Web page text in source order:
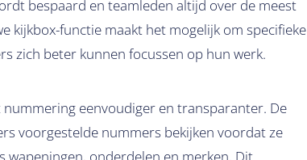
bespaard en teamleden altijd over de meest
kijkbox-functie maakt het mogelijk om specifieke
zich beter kunnen focussen op hun werk.
eenvoudiger en transparanter. De
voorgestelde nummers bekijken voordat ze